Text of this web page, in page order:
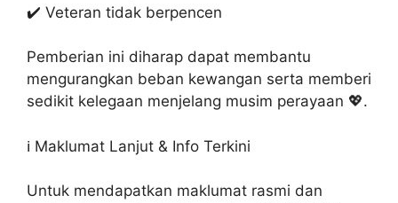
✔️ Veteran tidak berpencen
Pemberian ini diharap dapat membantu
mengurangkan beban kewangan serta memberi
sedikit kelegaan menjelang musim perayaan 💖.
ℹ️ Maklumat Lanjut & Info Terkini
Untuk mendapatkan maklumat rasmi dan